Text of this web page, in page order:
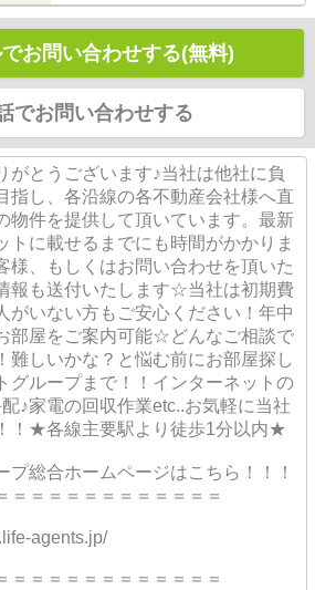
お問い合わせする(無料)
でお問い合わせする
がとうございます♪当社は他社に負
指し、各沿線の各不動産会社様へ直
物件を提供して頂いています。最新
トに載せるまでにも時間がかかりま
、もしくはお問い合わせを頂いた
報も送付いたします☆当社は初期費
がいない方もご安心ください！年中
部屋をご案内可能☆どんなご相談で
難しいかな？と悩む前にお部屋探し
グループまで！！インターネットの
♪家電の回収作業etc..お気軽に当社
！★各線主要駅より徒歩1分以内★
プ総合ホームページはこちら！！！
＝＝＝＝＝＝＝＝＝＝＝＝
agents.jp/
＝＝＝＝＝＝＝＝＝＝＝＝